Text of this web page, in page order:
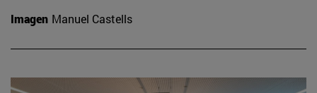
Imagen Manuel Castells